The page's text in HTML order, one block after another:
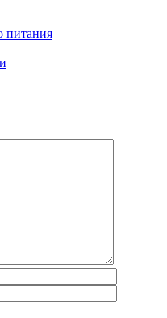
питания